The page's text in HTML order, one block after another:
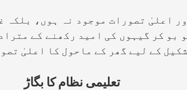
تصورات موجود نہ ہوں، بلکہ
بو کر گیہوں کی امید رکھنے کے
کے لیے گھر کے ماحول کا اعلیٰ
تعلیمی نظام کا بگاڑ